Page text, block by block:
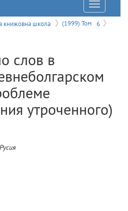
Отваряне
на
книжовна школа (1999) Том
6
слов в
утроченного)